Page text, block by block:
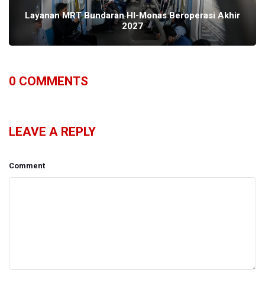
Layanan MRT Bundaran HI-Monas Beroperasi Akhir
2027
0 COMMENTS
LEAVE A REPLY
Comment